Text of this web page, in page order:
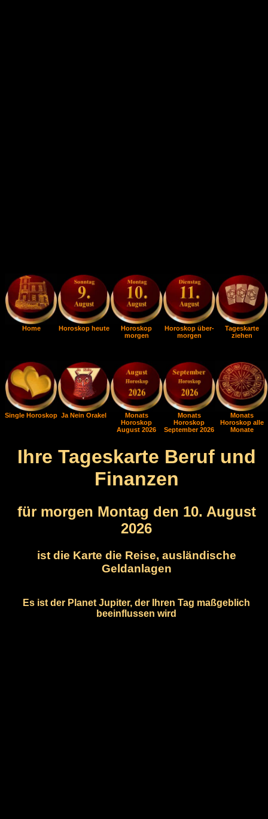
Home Horoskop heute
Horoskop
morgen
Horoskop über-
morgen
Tageskarte
ziehen
Single Horoskop Ja Nein Orakel
Monats
Horoskop
August 2026
Monats
Horoskop
September 2026
Monats
Horoskop alle
Monate
Ihre Tageskarte Beruf und
Finanzen
für morgen Montag den 10. August
2026
ist die Karte die Reise, ausländische
Geldanlagen
Es ist der Planet Jupiter, der Ihren Tag maßgeblich
beeinflussen wird